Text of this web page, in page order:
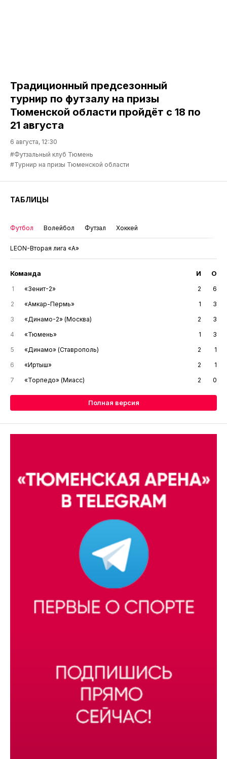
Традиционный предсезонный
турнир по футзалу на призы
Тюменской области пройдёт с 18 по
21 августа
6 августа, 12:30
#Футзальный клуб Тюмень
#Турнир на призы Тюменской области
ТАБЛИЦЫ
Футбол Волейбол Футзал Хоккей
LEON-Вторая лига «А»
Команда И О
1 «Зенит-2» 2
6
2
«Амкар-Пермь» 1
3
3
«Динамо-2» (Москва) 2
3
4
«Тюмень» 1
3
5
«Динамо» (Ставрополь) 2
1
6
«Иртыш» 2
1
7
«Торпедо» (Миасс) 2 0
Полная версия